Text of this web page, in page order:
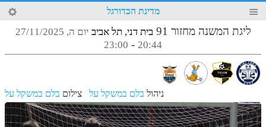
72 מדינת הכדורגל
ליגת המשנה מחזור 91 בית דני, תל אביב יום ה, 27/11/2025
20:44
-
23:00
ניהול בלם במשקל על צילום בלם במשקל על
4